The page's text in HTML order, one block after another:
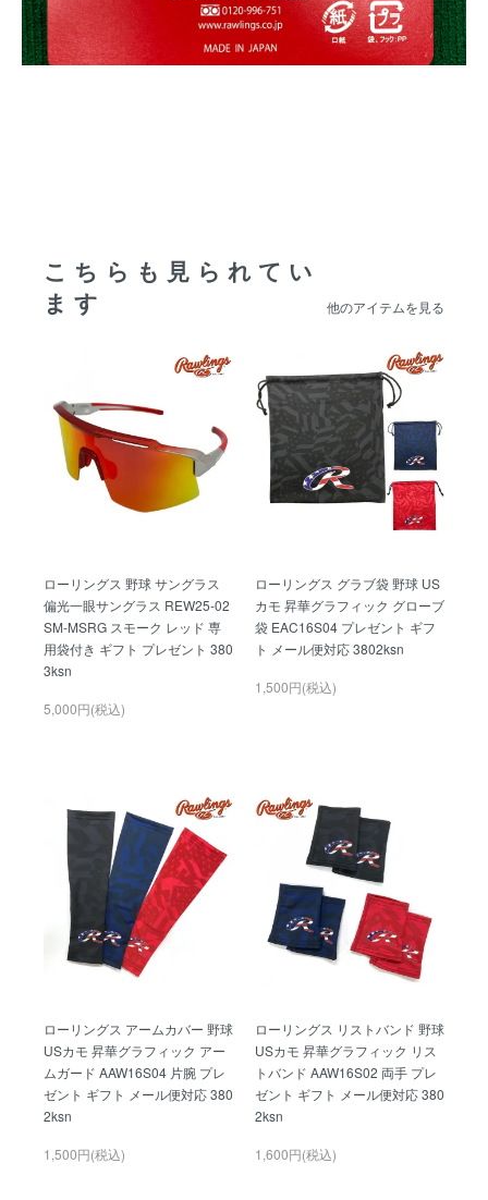
こちらも見られてい
ます
他のアイテムを見る
ローリングス 野球 サングラス
偏光一眼サングラス REW25-02
SM-MSRG スモーク レッド 専
用袋付き ギフト プレゼント 380
3ksn
5,000円(税込)
ローリングス グラブ袋 野球 US
カモ 昇華グラフィック グローブ
袋 EAC16S04 プレゼント ギフ
ト メール便対応 3802ksn
1,500円(税込)
ローリングス アームカバー 野球
USカモ 昇華グラフィック アー
ムガード AAW16S04 片腕 プレ
ゼント ギフト メール便対応 380
2ksn
1,500円(税込)
ローリングス リストバンド 野球
USカモ 昇華グラフィック リス
トバンド AAW16S02 両手 プレ
ゼント ギフト メール便対応 380
2ksn
1,600円(税込)